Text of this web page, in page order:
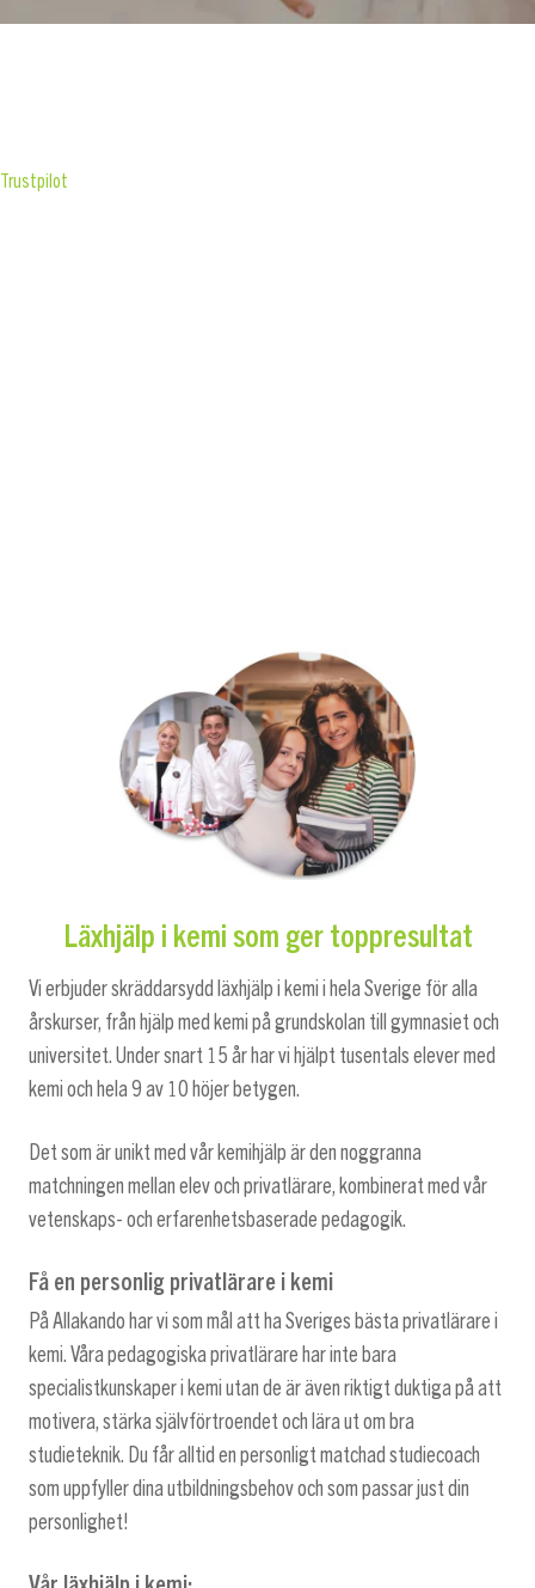
Trustpilot
Läxhjälp i kemi som ger toppresultat
Vi erbjuder skräddarsydd läxhjälp i kemi i hela Sverige för alla
årskurser, från hjälp med kemi på grundskolan till gymnasiet och
universitet. Under snart 15 år har vi hjälpt tusentals elever med
kemi och hela 9 av 10 höjer betygen.
Det som är unikt med vår kemihjälp är den noggranna
matchningen mellan elev och privatlärare, kombinerat med vår
vetenskaps- och erfarenhetsbaserade pedagogik.
Få en personlig privatlärare i kemi
På Allakando har vi som mål att ha Sveriges bästa privatlärare i
kemi. Våra pedagogiska privatlärare har inte bara
specialistkunskaper i kemi utan de är även riktigt duktiga på att
motivera, stärka självförtroendet och lära ut om bra
studieteknik. Du får alltid en personligt matchad studiecoach
som uppfyller dina utbildningsbehov och som passar just din
personlighet!